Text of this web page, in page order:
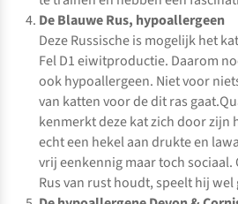
De Blauwe Rus, hypoallergeen
Deze Russische is mogelijk het
Fel D1 eiwitproductie. Daarom
ook hypoallergeen. Niet voor
van katten voor de dit ras
kenmerkt deze kat zich door zijn
echt een hekel aan drukte en
vrij eenkennig maar toch sociaal.
Rus van rust houdt, speelt hij wel